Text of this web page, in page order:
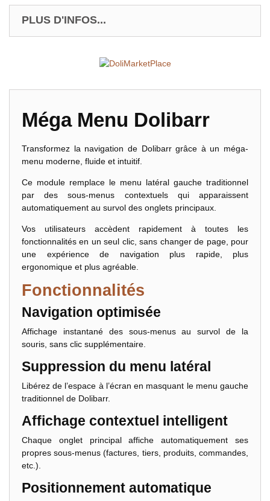
PLUS D'INFOS...
Méga Menu Dolibarr
Transformez la navigation de Dolibarr grâce à un méga-
menu moderne, fluide et intuitif.
Ce module remplace le menu latéral gauche traditionnel
par des sous-menus contextuels qui apparaissent
automatiquement au survol des onglets principaux.
Vos utilisateurs accèdent rapidement à toutes les
fonctionnalités en un seul clic, sans changer de page, pour
une expérience de navigation plus rapide, plus
ergonomique et plus agréable.
Fonctionnalités
Navigation optimisée
Affichage instantané des sous-menus au survol de la
souris, sans clic supplémentaire.
Suppression du menu latéral
Libérez de l’espace à l’écran en masquant le menu gauche
traditionnel de Dolibarr.
Affichage contextuel intelligent
Chaque onglet principal affiche automatiquement ses
propres sous-menus (factures, tiers, produits, commandes,
etc.).
Positionnement automatique